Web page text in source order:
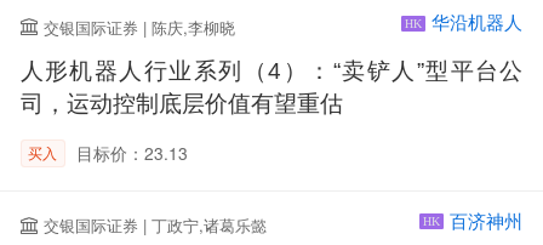
交银国际证券 | 陈庆,李柳晓 HK 华沿机器人
人形机器人行业系列（4）：“卖铲人”型平台公
司，运动控制底层价值有望重估
买入 目标价：23.13
交银国际证券 | 丁政宁,诸葛乐懿 HK 百济神州